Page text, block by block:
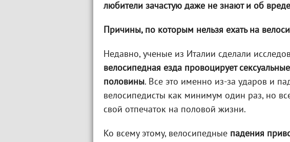
любители зачастую даже не знают и об
Причины, по которым нельзя ехать на
Недавно, ученые из Италии сделали
велосипедная езда провоцирует
половины. Все это именно из-за ударов и
велосипедисты как минимум один раз, но
свой отпечаток на половой жизни.
Ко всему этому, велосипедные падения